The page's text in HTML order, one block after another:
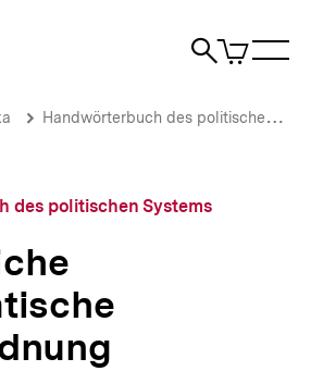
Suche
Artikel
im
Handwörterbuch des politischen Systems
des politischen Systems